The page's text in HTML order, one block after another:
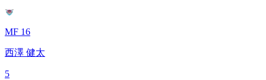
MF 16
西澤 健太
5